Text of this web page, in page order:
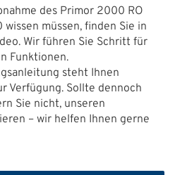
des Primor 2000 RO
müssen, finden Sie in
Wir führen Sie Schritt für
Funktionen.
steht Ihnen
Verfügung. Sollte dennoch
Sie nicht, unseren
– wir helfen Ihnen gerne